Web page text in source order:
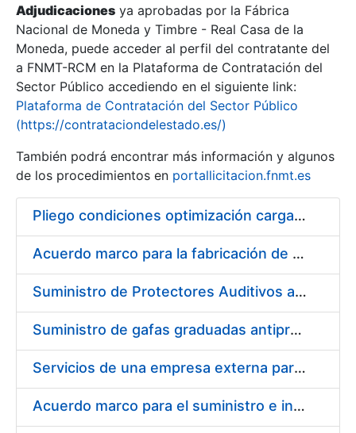
Erakutsi/Ezkutatu
Erakutsi/Ezkutatu
Erakutsi/Ezkutatu
Adjudicaciones ya aprobadas por la Fábrica
Nacional de Moneda y Timbre - Real Casa de la
Moneda, puede acceder al perfil del contratante del
a FNMT-RCM en la Plataforma de Contratación del
Sector Público accediendo en el siguiente link:
Plataforma de Contratación del Sector Público
(https://contrataciondelestado.es/)
También podrá encontrar más información y algunos
de los procedimientos en portallicitacion.fnmt.es
Pliego condiciones optimización cargas compras firmado
Acuerdo marco para la fabricación de piezas
Suministro de Protectores Auditivos a medida para las personas trabajadoras de los Centros de Trabajo de Madrid y Burgos
Suministro de gafas graduadas antiproyecciones para los trabajadores de la FNMT-RCM en los centros de trabajo de Madrid y Burgos
Servicios de una empresa externa para el asesoramiento y resolución de los recursos de alzada que se presentan relacionados con procesos de selección para la FNMT-RCM
Acuerdo marco para el suministro e instalación de persianas, estores y otros complementos